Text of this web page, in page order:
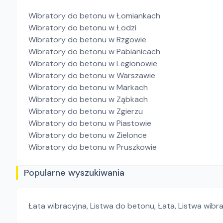
Wibratory do betonu w Łomiankach
Wibratory do betonu w Łodzi
Wibratory do betonu w Rzgowie
Wibratory do betonu w Pabianicach
Wibratory do betonu w Legionowie
Wibratory do betonu w Warszawie
Wibratory do betonu w Markach
Wibratory do betonu w Ząbkach
Wibratory do betonu w Zgierzu
Wibratory do betonu w Piastowie
Wibratory do betonu w Zielonce
Wibratory do betonu w Pruszkowie
Popularne wyszukiwania
Łata wibracyjna,Listwa do betonu,Łata,Listwa